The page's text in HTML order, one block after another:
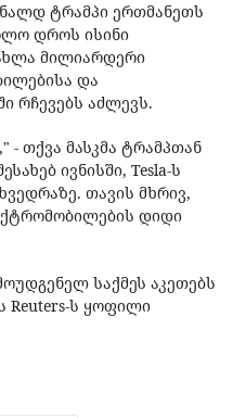
ტრამპი ერთმანეთს
დროს ისინი
მილიარდერი
და
რჩევებს აძლევს.
- თქვა მასკმა ტრამპთან
ივნისში, Tesla-ს
თავის მხრივ,
დიდი
საქმეს აკეთებს
Reuters-ს ყოფილი